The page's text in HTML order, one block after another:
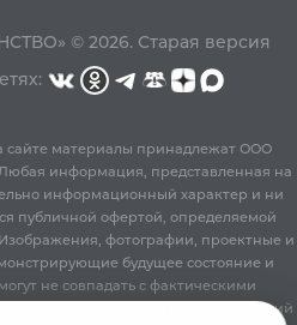
© 2026. Старая версия
сайте материалы принадлежат ООО
информация, представленная на
информационный характер и ни
публичной офертой, определяемой
фотографии, проектные и
будущее состояние и
не совпадать с фактическими
с внесением Застройщиком изменений